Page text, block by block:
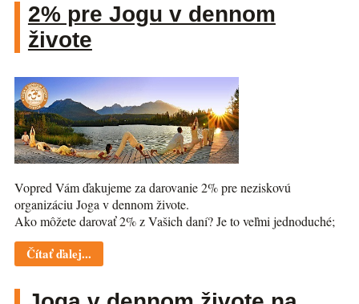
2% pre Jogu v dennom
živote
Vopred Vám ďakujeme za darovanie 2% pre neziskovú
organizáciu Joga v dennom živote.
Ako môžete darovať 2% z Vašich daní? Je to veľmi jednoduché;
Čítať ďalej...